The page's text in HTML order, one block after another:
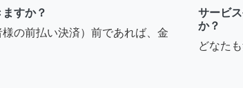
すか？
の前払い決済）前であれば、金
サービ
か？
どなた